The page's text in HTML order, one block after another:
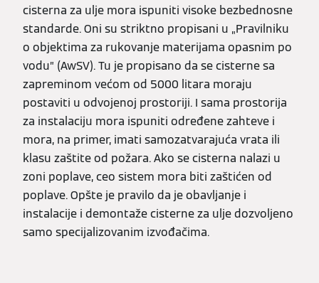
cisterna za ulje mora ispuniti visoke bezbednosne
standarde. Oni su striktno propisani u „Pravilniku
o objektima za rukovanje materijama opasnim po
vodu” (AwSV). Tu je propisano da se cisterne sa
zapreminom većom od 5000 litara moraju
postaviti u odvojenoj prostoriji. I sama prostorija
za instalaciju mora ispuniti određene zahteve i
mora, na primer, imati samozatvarajuća vrata ili
klasu zaštite od požara. Ako se cisterna nalazi u
zoni poplave, ceo sistem mora biti zaštićen od
poplave. Opšte je pravilo da je obavljanje i
instalacije i demontaže cisterne za ulje dozvoljeno
samo specijalizovanim izvođačima.